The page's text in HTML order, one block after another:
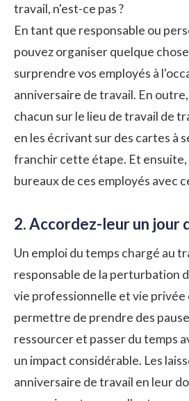
travail, n'est-ce pas ?
En tant que responsable ou
pouvez organiser quelque
surprendre vos employés à
anniversaire de travail. En
chacun sur le lieu de travail de
en les écrivant sur des cartes à
franchir cette étape. Et ensuite,
bureaux de ces employés avec
2. Accordez-leur un jour
Un emploi du temps chargé au
responsable de la perturbation
vie professionnelle et vie privée
permettre de prendre des
ressourcer et passer du temps
un impact considérable. Les
anniversaire de travail en leur